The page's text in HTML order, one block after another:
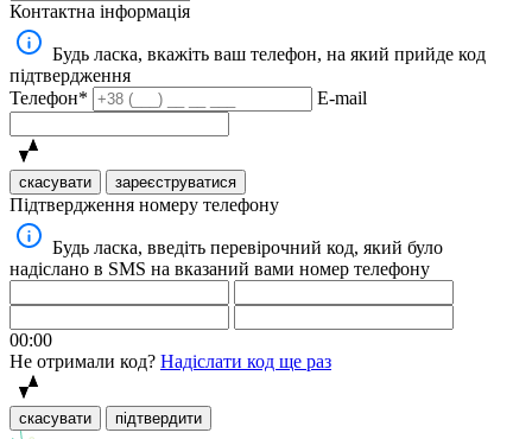
Контактна інформація
Будь ласка, вкажіть ваш телефон, на який прийде код
підтвердження
Телефон*
E-mail
скасувати зареєструватися
Підтвердження номеру телефону
Будь ласка, введіть перевірочний код, який було
надіслано в SMS на вказаний вами номер телефону
00:00
Не отримали код? Надіслати код ще раз
скасувати підтвердити